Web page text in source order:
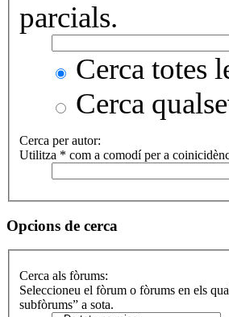
parcials.
Cerca totes
Cerca
Cerca per autor:
Utilitza * com a comodí per a
Opcions de cerca
Cerca als fòrums:
Seleccioneu el fòrum o fòrums en els
subfòrums” a sota.